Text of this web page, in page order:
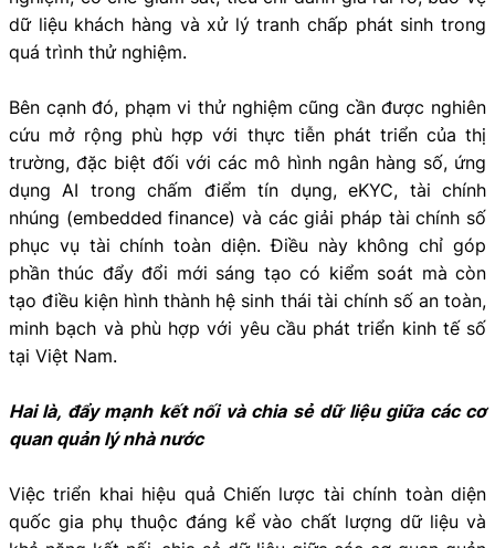
dữ liệu khách hàng và xử lý tranh chấp phát sinh trong
quá trình thử nghiệm.
Bên cạnh đó, phạm vi thử nghiệm cũng cần được nghiên
cứu mở rộng phù hợp với thực tiễn phát triển của thị
trường, đặc biệt đối với các mô hình ngân hàng số, ứng
dụng AI trong chấm điểm tín dụng, eKYC, tài chính
nhúng (embedded finance) và các giải pháp tài chính số
phục vụ tài chính toàn diện. Điều này không chỉ góp
phần thúc đẩy đổi mới sáng tạo có kiểm soát mà còn
tạo điều kiện hình thành hệ sinh thái tài chính số an toàn,
minh bạch và phù hợp với yêu cầu phát triển kinh tế số
tại Việt Nam.
Hai là, đẩy mạnh kết nối và chia sẻ dữ liệu giữa các cơ
quan quản lý nhà nước
Việc triển khai hiệu quả Chiến lược tài chính toàn diện
quốc gia phụ thuộc đáng kể vào chất lượng dữ liệu và